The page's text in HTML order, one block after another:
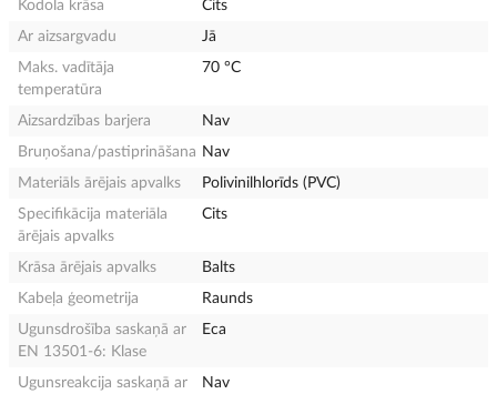
Kodola krāsa
Cits
Ar aizsargvadu
Jā
Maks. vadītāja
temperatūra
70 °C
Aizsardzības barjera
Nav
Bruņošana/pastiprināšana Nav
Materiāls ārējais apvalks
Polivinilhlorīds (PVC)
Specifikācija materiāla
ārējais apvalks
Cits
Krāsa ārējais apvalks
Balts
Kabeļa ģeometrija
Raunds
Ugunsdrošība saskaņā ar
EN 13501-6: Klase
Eca
Ugunsreakcija saskaņā ar
Nav